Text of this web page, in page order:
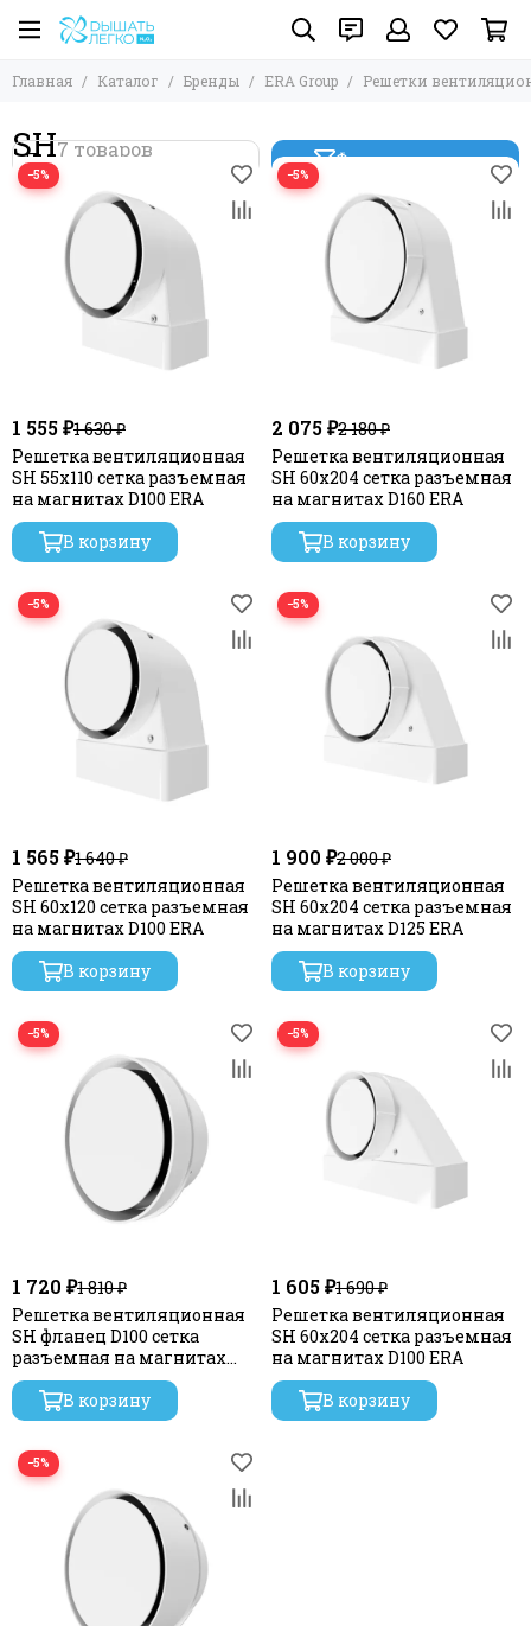
Главная Каталог Бренды ERA Group Решетки
SH Фильтр товаров
−5%
1 555 ₽1 630 ₽
Решетка вентиляционная
SH 55х110 сетка разъемная
на магнитах D100 ERA
В корзину
−5%
2 075 ₽2 180 ₽
Решетка вентиляционная
SH 60х204 сетка разъемная
на магнитах D160 ERA
В корзину
−5%
1 565 ₽1 640 ₽
Решетка вентиляционная
SH 60х120 сетка разъемная
на магнитах D100 ERA
В корзину
−5%
1 900 ₽2 000 ₽
Решетка вентиляционная
SH 60х204 сетка разъемная
на магнитах D125 ERA
В корзину
−5%
1 720 ₽1 810 ₽
Решетка вентиляционная
SH фланец D100 сетка
разъемная на магнитах
D120 ERA
В корзину
−5%
1 605 ₽1 690 ₽
Решетка вентиляционная
SH 60х204 сетка разъемная
на магнитах D100 ERA
В корзину
−5%